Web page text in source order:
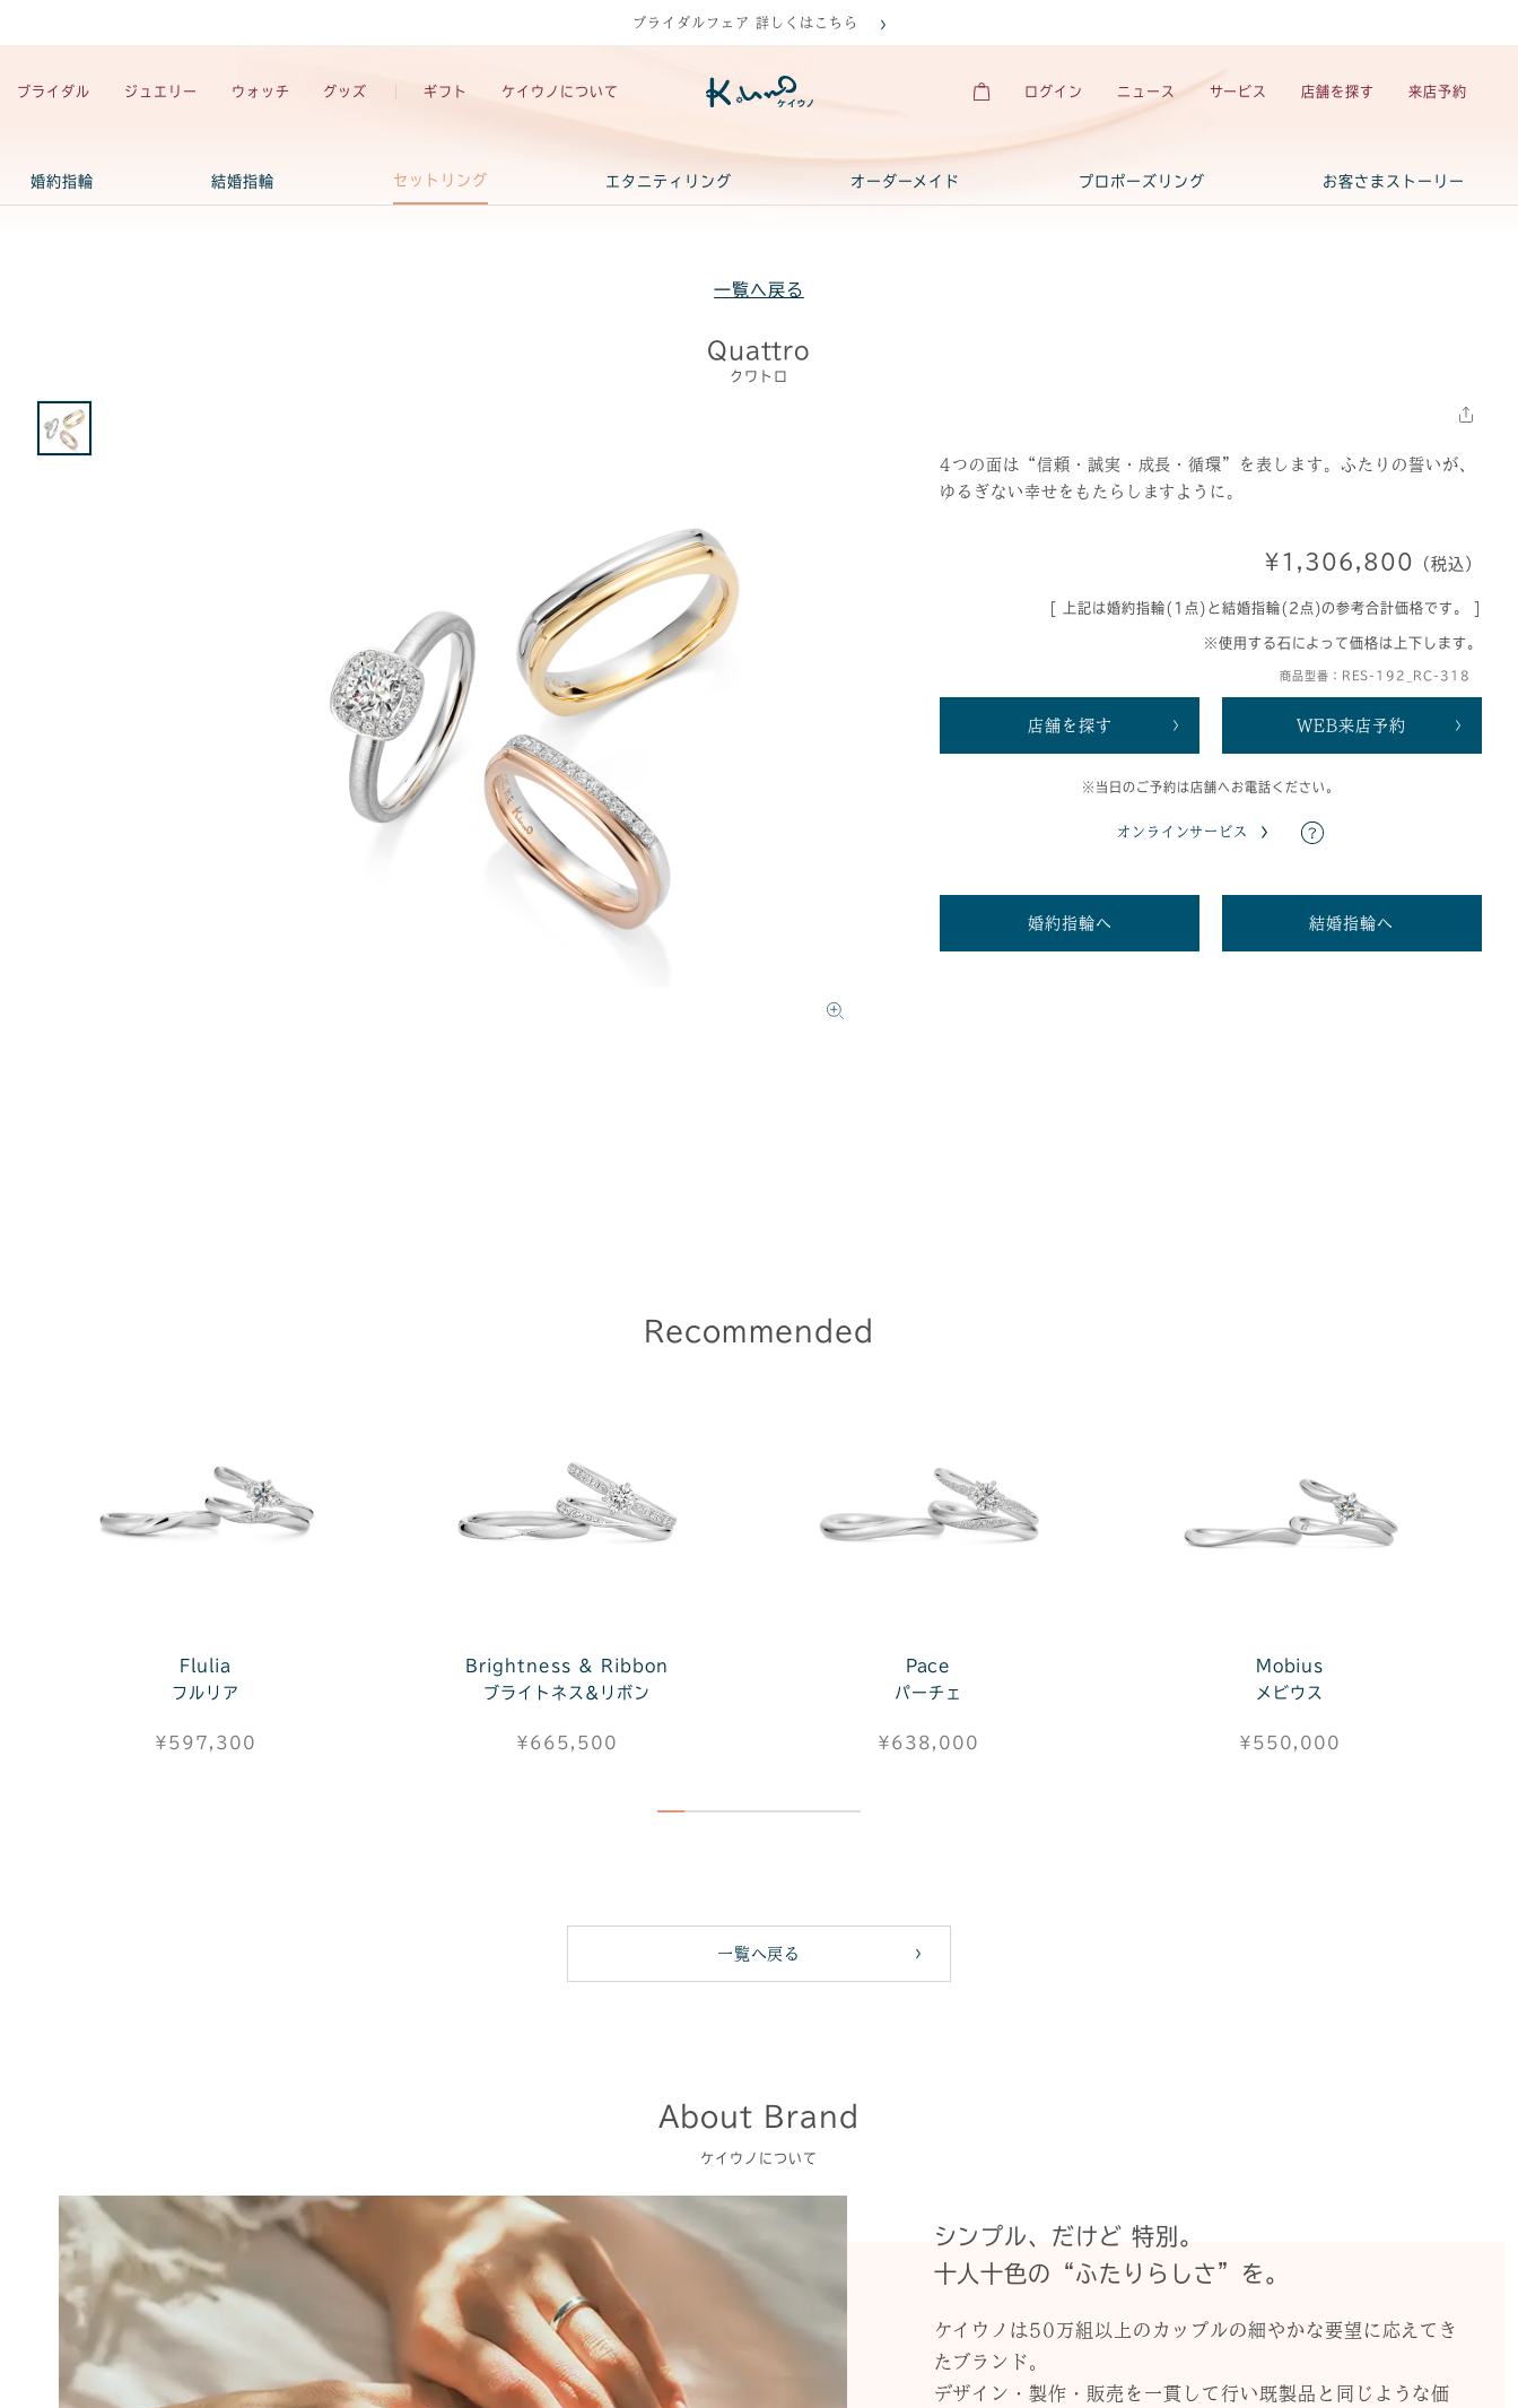
ブライダルフェア 詳しくはこちら
ブライダル ジュエリー ウォッチ グッズ ギフト ケイウノについて ログイン ニュース サービス 店舗を探す 来店予約
婚約指輪 結婚指輪 セットリング エタニティリング オーダーメイド プロポーズリング お客さまストーリー
一覧へ戻る
Quattro
クワトロ
4つの面は“信頼・誠実・成長・循環”を表します。ふたりの誓いが、
ゆるぎない幸せをもたらしますように。
¥1,306,800 （税込）
[ 上記は婚約指輪(1点)と結婚指輪(2点)の参考合計価格です。 ]
※使用する石によって価格は上下します。
商品型番：RES-192_RC-318
店舗を探す WEB来店予約
※当日のご予約は店舗へお電話ください。
オンラインサービス
婚約指輪へ 結婚指輪へ
Recommended
Flulia
フルリア
¥597,300
Brightness ＆ Ribbon
ブライトネス&リボン
¥665,500
Pace
パーチェ
¥638,000
Mobius
メビウス
¥550,000
一覧へ戻る
About Brand
ケイウノについて
シンプル、だけど 特別。
十人十色の“ふたりらしさ”を。
ケイウノは50万組以上のカップルの細やかな要望に応えてき
たブランド。
デザイン・製作・販売を一貫して行い既製品と同じような価